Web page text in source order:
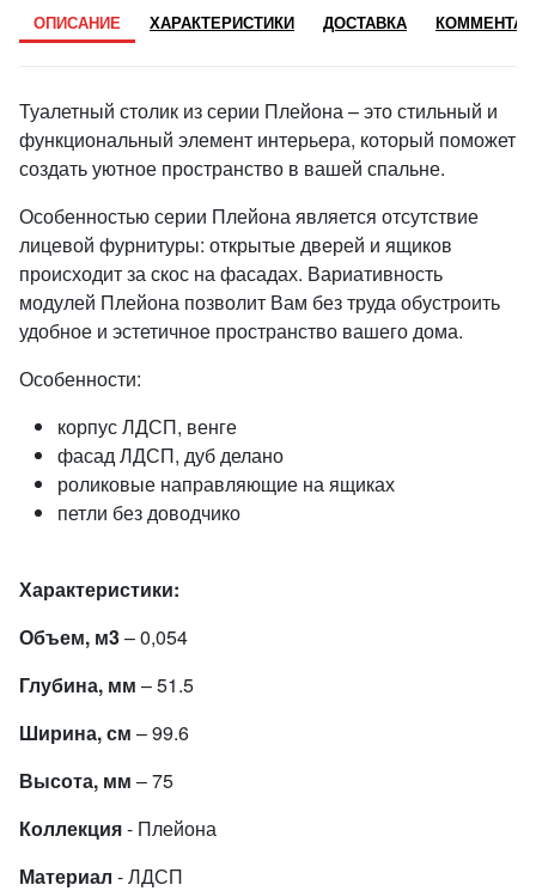
ОПИСАНИЕ ХАРАКТЕРИСТИКИ ДОСТАВКА
Туалетный столик из серии Плейона – это стильный и
функциональный элемент интерьера, который поможет
создать уютное пространство в вашей спальне.
Особенностью серии Плейона является отсутствие
лицевой фурнитуры: открытые дверей и ящиков
происходит за скос на фасадах. Вариативность
модулей Плейона позволит Вам без труда обустроить
удобное и эстетичное пространство вашего дома.
Особенности:
корпус ЛДСП, венге
фасад ЛДСП, дуб делано
роликовые направляющие на ящиках
петли без доводчико
Характеристики:
Объем, м3– 0,054
Глубина, мм – 51.5
Ширина, см – 99.6
Высота, мм – 75
Коллекция- Плейона
Материал - ЛДСП